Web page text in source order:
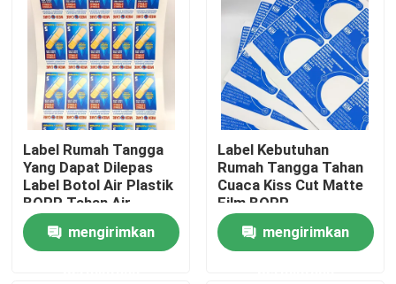
Rumah
Label Rumah Tangga
Yang Dapat Dilepas
Label Botol Air Plastik
BOPP Tahan Air
mengirimkan
Label Kebutuhan
Rumah Tangga Tahan
Cuaca Kiss Cut Matte
Film BOPP
mengirimkan